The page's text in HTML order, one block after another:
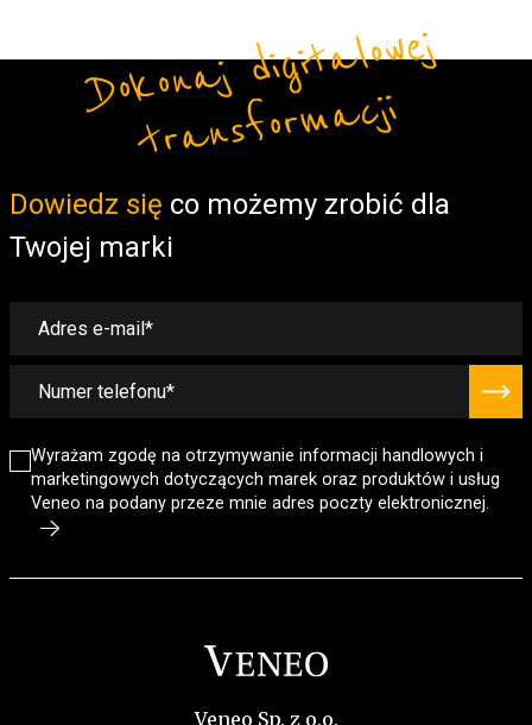
Dowiedz się co możemy zrobić dla
Twojej marki
Wyrażam zgodę na otrzymywanie informacji handlowych i
marketingowych dotyczących marek oraz produktów i usług
Veneo na podany przeze mnie adres poczty elektronicznej.
Do
ko
n
aj
di
gi
t
alo
w
ej
t
r
a
ns
fo
r
m
a
cji
Veneo Sp. z o.o.